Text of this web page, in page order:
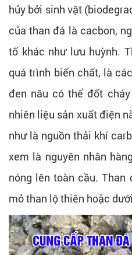
hủy bởi sinh vật
của than đá là cacbon,
tố khác như lưu huỳnh.
quá trình biến chất, là
đen nâu có thể đốt
nhiên liệu sản xuất điện
như là nguồn thải khí
xem là nguyên nhân
nóng lên toàn cầu.
mỏ than lộ thiên hoặc